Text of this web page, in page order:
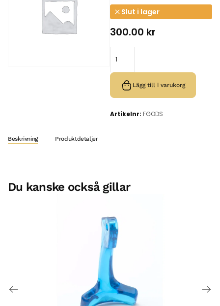
Slut i lager
300.00 kr
Lägg till i varukorg
Artikelnr: FGODS
Beskrivning Produktdetaljer
Du kanske också gillar